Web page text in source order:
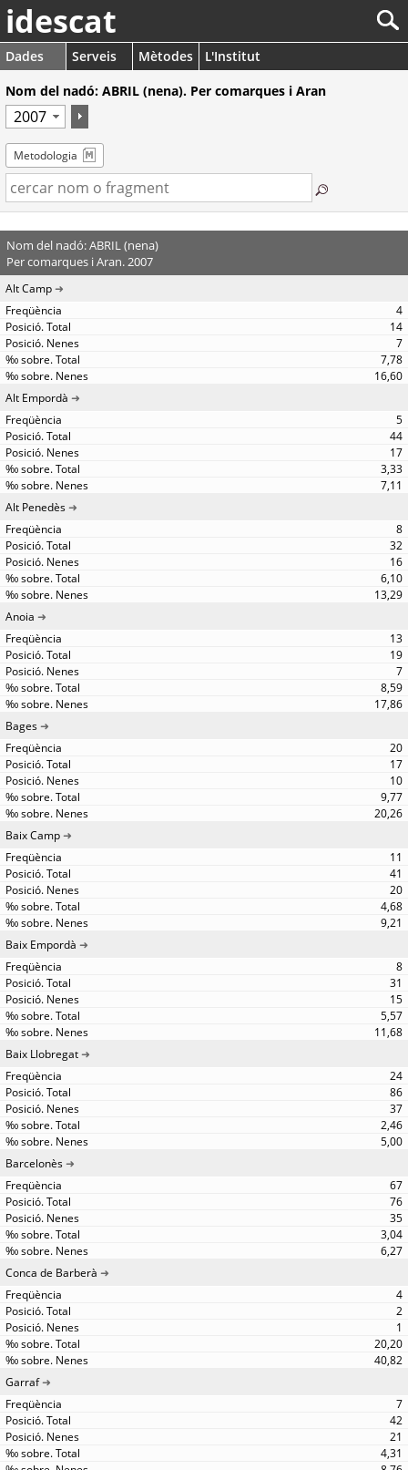
idescat
Dades Serveis Mètodes
L'Institut
Nom del nadó: ABRIL (nena). Per comarques i Aran
Metodologia
Nom del nadó: ABRIL (nena)
Per comarques i Aran. 2007
Alt Camp
4
14
7
7,78
16,60
Alt Empordà
5
44
17
3,33
7,11
Alt Penedès
8
32
16
6,10
13,29
Anoia
13
19
7
8,59
17,86
Bages
20
17
10
9,77
20,26
Baix Camp
11
41
20
4,68
9,21
Baix Empordà
8
31
15
5,57
11,68
Baix Llobregat
24
86
37
2,46
5,00
Barcelonès
67
76
35
3,04
6,27
Conca de Barberà
4
2
1
20,20
40,82
Garraf
7
42
21
4,31